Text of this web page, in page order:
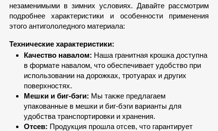
незаменимыми в зимних условиях. Давайте рассмотрим
подробнее характеристики и особенности применения
этого антигололедного материала:
Технические характеристики:
Качество навалом: Наша гранитная крошка доступна
в формате навалом, что обеспечивает удобство при
использовании на дорожках, тротуарах и других
поверхностях.
Мешки и биг-бэги: Мы также предлагаем
упакованные в мешки и биг-бэги варианты для
удобства транспортировки и хранения.
Отсев: Продукция прошла отсев, что гарантирует